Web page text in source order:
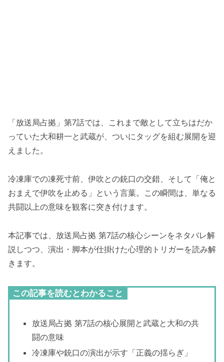
「放送局占拠」第7話では、これまで敵として立ちはだか
っていた大和耕一と武蔵が、ついにタッグを組む展開を迎
えました。
冷凍庫での凍死寸前、伊吹との銃口の交錯、そして「俺と
おまえで伊吹を止める」という言葉。この瞬間は、単なる
共闘以上の意味を観客に突き付けます。
本記事では、放送局占拠 第7話の核心シーンをネタバレ解
説しつつ、演出・脚本が仕掛けた心理的トリガーを読み解
きます。
この記事を読むとわかること
放送局占拠 第7話の核心展開と武蔵と大和の共
闘の意味
冷凍庫や銃口の演出が示す「正義の揺らぎ」